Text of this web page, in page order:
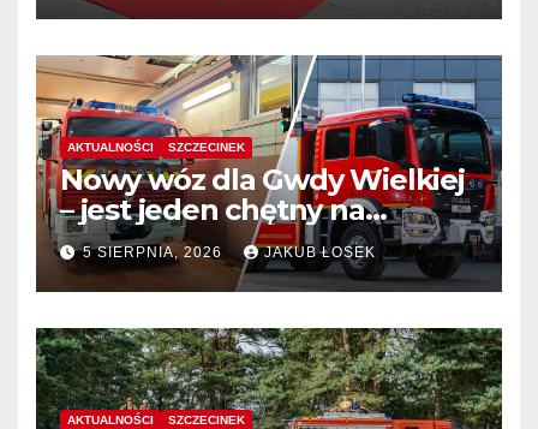
AKTUALNOŚCI SZCZECINEK
Nowy wóz dla Gwdy Wielkiej
– jest jeden chętny na
dostawę
5 SIERPNIA, 2026 JAKUB ŁOSEK
AKTUALNOŚCI SZCZECINEK